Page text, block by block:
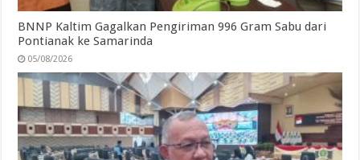
BNNP Kaltim Gagalkan Pengiriman 996 Gram Sabu dari
Pontianak ke Samarinda
05/08/2026